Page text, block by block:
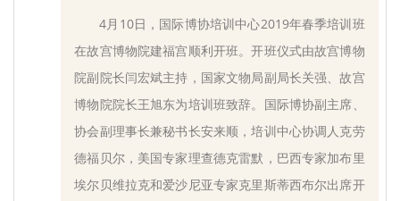
4月10日，国际博协培训中心2019年春季培训班
在故宫博物院建福宫顺利开班。开班仪式由故宫博物
院副院长闫宏斌主持，国家文物局副局长关强、故宫
博物院院长王旭东为培训班致辞。国际博协副主席、
协会副理事长兼秘书长安来顺，培训中心协调人克劳
德福贝尔，美国专家理查德克雷默，巴西专家加布里
埃尔贝维拉克和爱沙尼亚专家克里斯蒂西布尔出席开